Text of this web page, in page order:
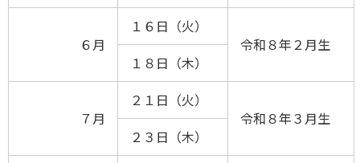
６月
１６日（火）
令和８年２月生
１８日（木）
７月
２１日（火）
令和８年３月生
２３日（木）